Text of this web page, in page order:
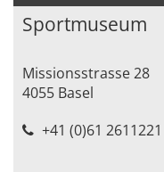
Sportmuseum
Missionsstrasse 28
4055 Basel
+41 (0)61 2611221